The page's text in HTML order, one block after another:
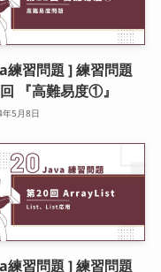
練習問題 ] 練習問題
『高難易度①』
5月8日
練習問題 ] 練習問題